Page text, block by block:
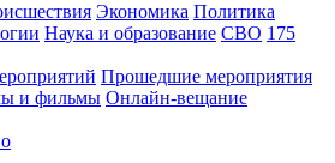
Экономика Политика
Наука и образование СВО 175
Прошедшие мероприятия
и фильмы Онлайн-вещание